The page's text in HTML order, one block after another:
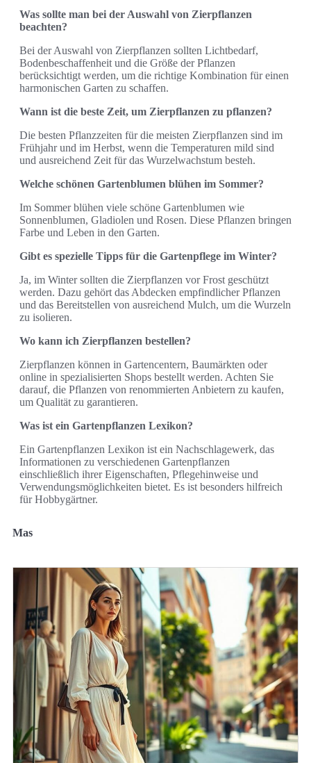
Was sollte man bei der Auswahl von Zierpflanzen
beachten?
Bei der Auswahl von Zierpflanzen sollten Lichtbedarf,
Bodenbeschaffenheit und die Größe der Pflanzen
berücksichtigt werden, um die richtige Kombination für einen
harmonischen Garten zu schaffen.
Wann ist die beste Zeit, um Zierpflanzen zu pflanzen?
Die besten Pflanzzeiten für die meisten Zierpflanzen sind im
Frühjahr und im Herbst, wenn die Temperaturen mild sind
und ausreichend Zeit für das Wurzelwachstum besteh.
Welche schönen Gartenblumen blühen im Sommer?
Im Sommer blühen viele schöne Gartenblumen wie
Sonnenblumen, Gladiolen und Rosen. Diese Pflanzen bringen
Farbe und Leben in den Garten.
Gibt es spezielle Tipps für die Gartenpflege im Winter?
Ja, im Winter sollten die Zierpflanzen vor Frost geschützt
werden. Dazu gehört das Abdecken empfindlicher Pflanzen
und das Bereitstellen von ausreichend Mulch, um die Wurzeln
zu isolieren.
Wo kann ich Zierpflanzen bestellen?
Zierpflanzen können in Gartencentern, Baumärkten oder
online in spezialisierten Shops bestellt werden. Achten Sie
darauf, die Pflanzen von renommierten Anbietern zu kaufen,
um Qualität zu garantieren.
Was ist ein Gartenpflanzen Lexikon?
Ein Gartenpflanzen Lexikon ist ein Nachschlagewerk, das
Informationen zu verschiedenen Gartenpflanzen
einschließlich ihrer Eigenschaften, Pflegehinweise und
Verwendungsmöglichkeiten bietet. Es ist besonders hilfreich
für Hobbygärtner.
Mas